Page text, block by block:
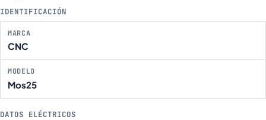
IDENTIFICACIÓN
MARCA
CNC
MODELO
Mos25
DATOS ELÉCTRICOS